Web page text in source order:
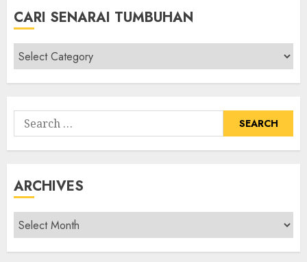
CARI SENARAI TUMBUHAN
Cari
Senarai
Tumbuhan
Search
for:
ARCHIVES
Archives